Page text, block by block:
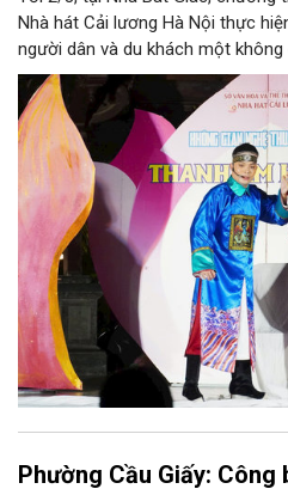
Nhà hát Cải lương Hà Nội thực
người dân và du khách một
những làn điệu cải lương, ca cổ,
hòa quyện trong không gian của
biệt, chương trình có sự giao lưu
phương Nam, góp phần tạo nên
cảm xúc.
Phường Cầu Giấy: Công